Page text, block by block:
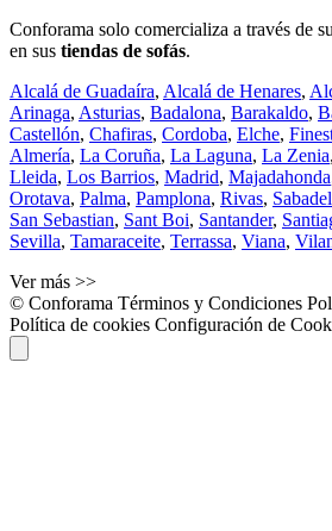
Conforama solo comercializa a través de
en sus tiendas de sofás.
Alcalá de Guadaíra, Alcalá de Henares,
Arinaga, Asturias, Badalona, Barakaldo,
Castellón, Chafiras, Cordoba, Elche,
Almería, La Coruña, La Laguna, La Zenia,
Lleida, Los Barrios, Madrid, Majadahonda
Orotava, Palma, Pamplona, Rivas,
San Sebastian, Sant Boi, Santander,
Sevilla, Tamaraceite, Terrassa, Viana,
Ver más >>
© Conforama Términos y Condiciones
Política de cookies Configuración de